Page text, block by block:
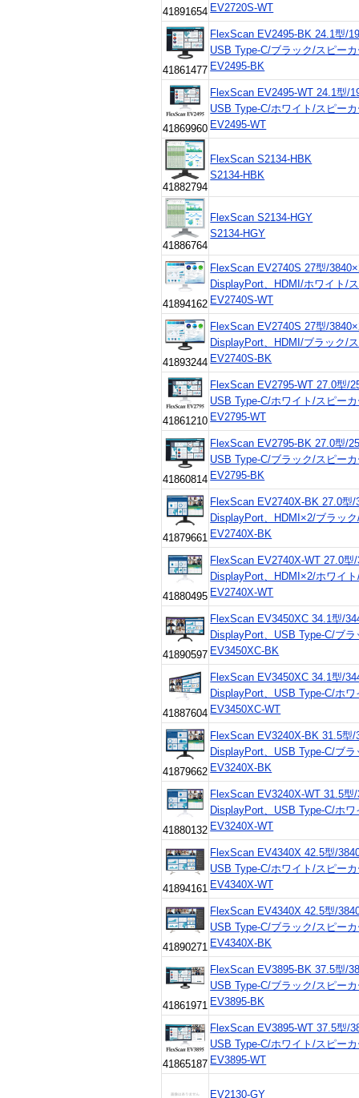
41891654 EV2720S-WT
41861477
FlexScan EV2495-BK 24.1型/
USB Type-C/ブラック/スピー
EV2495-BK
41869960
FlexScan EV2495-WT 24.1型/
USB Type-C/ホワイト/スピー
EV2495-WT
41882794
FlexScan S2134-HBK
S2134-HBK
41886764
FlexScan S2134-HGY
S2134-HGY
41894162
FlexScan EV2740S 27型/
DisplayPort、HDMI/ホワイト/
EV2740S-WT
41893244
FlexScan EV2740S 27型/
DisplayPort、HDMI/ブラック/
EV2740S-BK
41861210
FlexScan EV2795-WT 27.0型/
USB Type-C/ホワイト/スピー
EV2795-WT
41860814
FlexScan EV2795-BK 27.0型/
USB Type-C/ブラック/スピー
EV2795-BK
41879661
FlexScan EV2740X-BK 27.0型
DisplayPort、HDMI×2/ブラッ
EV2740X-BK
41880495
FlexScan EV2740X-WT 27.0型
DisplayPort、HDMI×2/ホワイ
EV2740X-WT
41890597
FlexScan EV3450XC 34.1型/
DisplayPort、USB Type-C/ブ
EV3450XC-BK
41887604
FlexScan EV3450XC 34.1型/
DisplayPort、USB Type-C/ホ
EV3450XC-WT
41879662
FlexScan EV3240X-BK 31.5型
DisplayPort、USB Type-C/ブ
EV3240X-BK
41880132
FlexScan EV3240X-WT 31.5型
DisplayPort、USB Type-C/ホ
EV3240X-WT
41894161
FlexScan EV4340X 42.5型/
USB Type-C/ホワイト/スピー
EV4340X-WT
41890271
FlexScan EV4340X 42.5型/
USB Type-C/ブラック/スピー
EV4340X-BK
41861971
FlexScan EV3895-BK 37.5型/
USB Type-C/ブラック/スピー
EV3895-BK
41865187
FlexScan EV3895-WT 37.5型/
USB Type-C/ホワイト/スピー
EV3895-WT
EV2130-GY